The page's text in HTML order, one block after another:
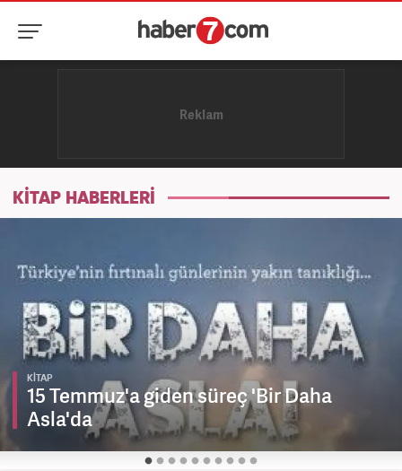
KİTAP HABERLERİ
KİTAP
15 Temmuz'a giden süreç 'Bir Daha
Asla'da